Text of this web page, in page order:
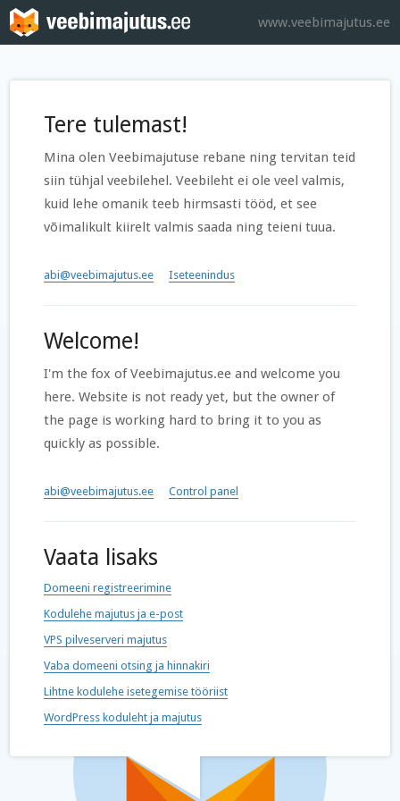
www.veebimajutus.ee
Tere tulemast!
Mina olen Veebimajutuse rebane ning tervitan teid
siin tühjal veebilehel. Veebileht ei ole veel valmis,
kuid lehe omanik teeb hirmsasti tööd, et see
võimalikult kiirelt valmis saada ning teieni tuua.
abi@veebimajutus.ee Iseteenindus
Welcome!
I'm the fox of Veebimajutus.ee and welcome you
here. Website is not ready yet, but the owner of
the page is working hard to bring it to you as
quickly as possible.
abi@veebimajutus.ee Control panel
Vaata lisaks
Domeeni registreerimine
Kodulehe majutus ja e-post
VPS pilveserveri majutus
Vaba domeeni otsing ja hinnakiri
Lihtne kodulehe isetegemise tööriist
WordPress koduleht ja majutus